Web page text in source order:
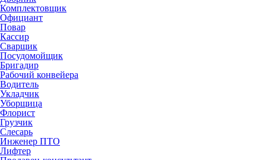
Комплектовщик
Официант
Повар
Кассир
Сварщик
Посудомойщик
Бригадир
Рабочий конвейера
Водитель
Укладчик
Уборщица
Флорист
Грузчик
Слесарь
Инженер ПТО
Лифтер